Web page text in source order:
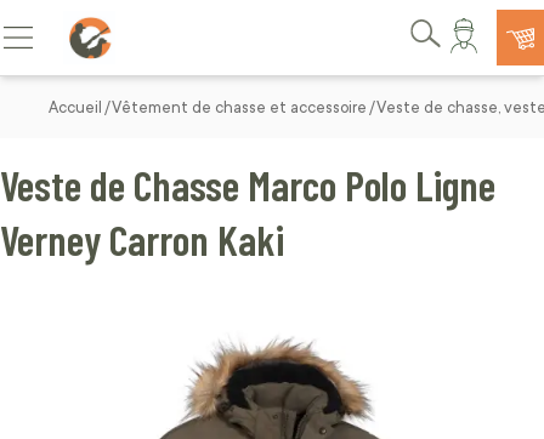
Allez au contenu
Basculer la navigation
Rechercher
Accueil Vêtement de chasse et accessoire Veste de chasse,
Veste de Chasse Marco Polo Ligne
Verney Carron Kaki